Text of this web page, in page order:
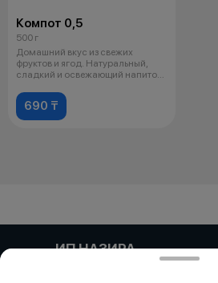
Компот 0,5
500 г
Домашний вкус из свежих
фруктов и ягод. Натуральный,
сладкий и освежающий напиток
690 ₸
ИП НАЗИРА